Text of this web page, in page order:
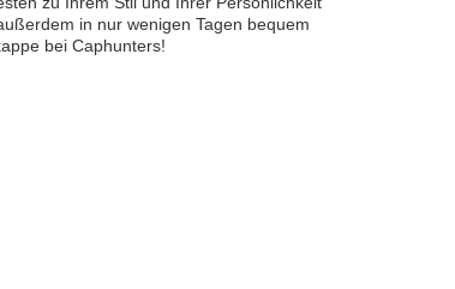
in nur wenigen Tagen bequem
bei Caphunters!